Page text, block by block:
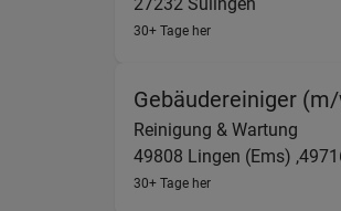
30+ Tage her
Gebäudereiniger
Reinigung & Wartung
49808 Lingen (Ems) ,
30+ Tage her